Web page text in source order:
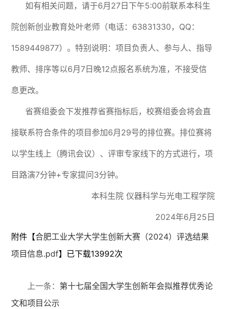
如有相关问题，请于6月27日下午5:00前联系本科生
院创新创业教育处叶老师（电话：63831330，QQ：
1589449877）。特别说明：项目负责人、参与人、指导
教师、排序等以6月7日晚12点报名系统为准，不接受信
息更改。
省赛组委会下发推荐省赛指标后，校赛组委会将会直
接联系符合条件的项目参加6月29号的排位赛。排位赛将
以学生线上（腾讯会议）、评审专家线下的方式进行，项
目路演7分钟+专家提问3分钟。
本科生院 仪器科学与光电工程学院
2024年6月25日
附件【合肥工业大学大学生创新大赛（2024）评选结果
项目信息.pdf】已下载13992次
上一条： 第十七届全国大学生创新年会拟推荐优秀论
文和项目公示